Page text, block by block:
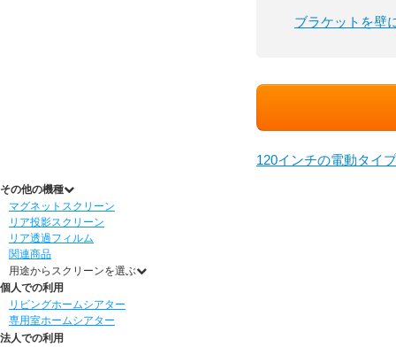
ブラケットを壁
120インチの電動タイ
その他の機種
マグネットスクリーン
リア投影スクリーン
リア透過フィルム
関連商品
用途からスクリーンを選ぶ
個人での利用
リビングホームシアター
専用室ホームシアター
法人での利用